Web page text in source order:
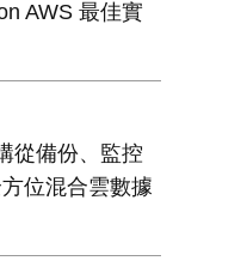
AWS 最佳實
從備份、監控
位混合雲數據